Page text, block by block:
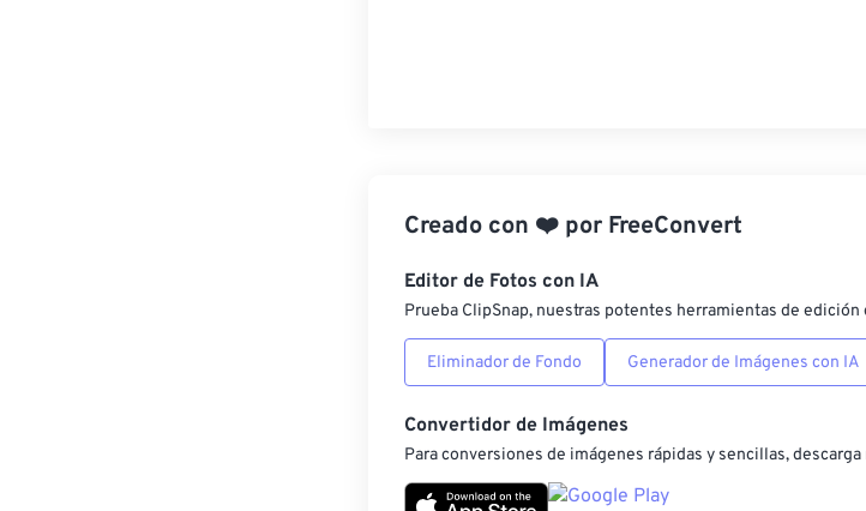
Creado con ❤️ por FreeConvert
Editor de Fotos con IA
Prueba ClipSnap, nuestras potentes herramientas de edición
Eliminador de Fondo Generador de Imágenes con IA
Convertidor de Imágenes
Para conversiones de imágenes rápidas y sencillas,